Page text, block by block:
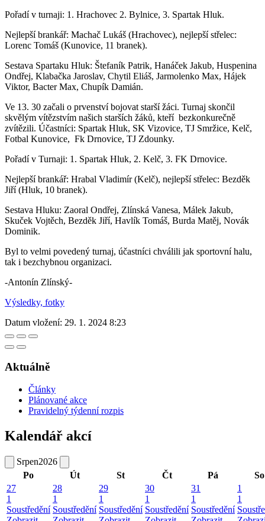
Pořadí v turnaji: 1. Hrachovec 2. Bylnice, 3. Spartak Hluk.
Nejlepší brankář: Machač Lukáš (Hrachovec), nejlepší střelec:
Lorenc Tomáš (Kunovice, 11 branek).
Sestava Spartaku Hluk: Štefaník Patrik, Hanáček Jakub, Huspenina
Ondřej, Klabačka Jaroslav, Chytil Eliáš, Jarmolenko Max, Hájek
Viktor, Bacter Max, Chupík Damián.
Ve 13. 30 začali o prvenství bojovat starší žáci. Turnaj skončil
skvělým vítězstvím našich starších žáků, kteří bezkonkurečně
zvítězili. Účastníci: Spartak Hluk, SK Vizovice, TJ Smržice, Kelč,
Fotbal Kunovice, Fk Drnovice, TJ Zdounky.
Pořadí v Turnaji: 1. Spartak Hluk, 2. Kelč, 3. FK Drnovice.
Nejlepší brankář: Hrabal Vladimír (Kelč), nejlepší střelec: Bezděk
Jiří (Hluk, 10 branek).
Sestava Hluku: Zaoral Ondřej, Zlínská Vanesa, Málek Jakub,
Skuček Vojtěch, Bezděk Jiří, Havlík Tomáš, Burda Matěj, Novák
Dominik.
Byl to velmi povedený turnaj, účastníci chválili jak sportovní halu,
tak i bezchybnou organizaci.
-Antonín Zlínský-
Výsledky, fotky
Datum vložení: 29. 1. 2024 8:23
Aktuálně
Články
Plánované akce
Pravidelný týdenní rozpis
Kalendář akcí
Srpen2026
Po
Út St Čt Pá
So
27
1
Soustředění
28
1
Soustředění
29
1
Soustředění
30
1
Soustředění
31
1
Soustředění
1
1